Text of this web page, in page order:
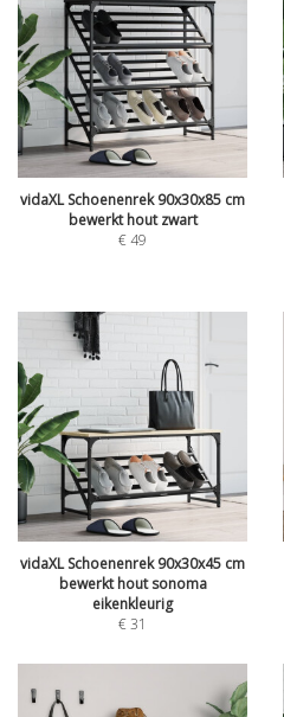
vidaXL Schoenenrek 90x30x85 cm
bewerkt hout zwart
€49
vidaXL Schoenenrek 90x30x45 cm
bewerkt hout sonoma
eikenkleurig
€31